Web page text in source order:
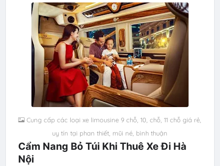
Cung cấp các loại xe limousine 9 chỗ, 10, chỗ, 11 chỗ giá rẻ,
uy tín tại phan thiết, mũi né, bình thuận
Cẩm Nang Bỏ Túi Khi Thuê Xe Đi Hà
Nội